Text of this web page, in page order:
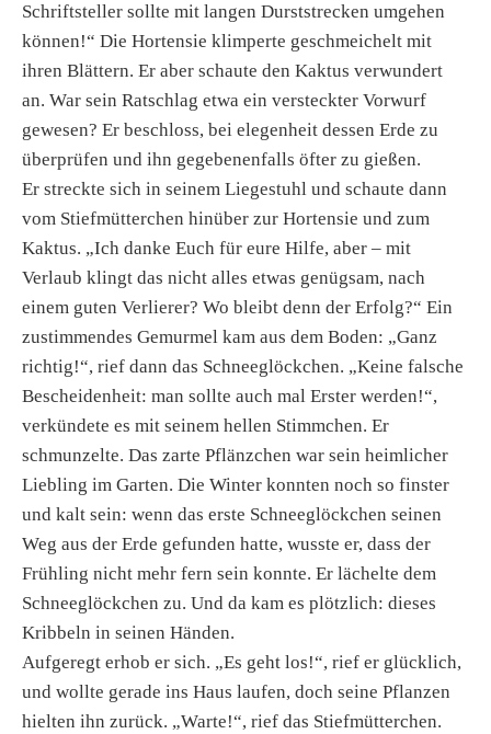
Schriftsteller sollte mit langen Durststrecken umgehen
können!“ Die Hortensie klimperte geschmeichelt mit
ihren Blättern. Er aber schaute den Kaktus verwundert
an. War sein Ratschlag etwa ein versteckter Vorwurf
gewesen? Er beschloss, bei elegenheit dessen Erde zu
überprüfen und ihn gegebenenfalls öfter zu gießen.
Er streckte sich in seinem Liegestuhl und schaute dann
vom Stiefmütterchen hinüber zur Hortensie und zum
Kaktus. „Ich danke Euch für eure Hilfe, aber – mit
Verlaub klingt das nicht alles etwas genügsam, nach
einem guten Verlierer? Wo bleibt denn der Erfolg?“ Ein
zustimmendes Gemurmel kam aus dem Boden: „Ganz
richtig!“, rief dann das Schneeglöckchen. „Keine falsche
Bescheidenheit: man sollte auch mal Erster werden!“,
verkündete es mit seinem hellen Stimmchen. Er
schmunzelte. Das zarte Pflänzchen war sein heimlicher
Liebling im Garten. Die Winter konnten noch so finster
und kalt sein: wenn das erste Schneeglöckchen seinen
Weg aus der Erde gefunden hatte, wusste er, dass der
Frühling nicht mehr fern sein konnte. Er lächelte dem
Schneeglöckchen zu. Und da kam es plötzlich: dieses
Kribbeln in seinen Händen.
Aufgeregt erhob er sich. „Es geht los!“, rief er glücklich,
und wollte gerade ins Haus laufen, doch seine Pflanzen
hielten ihn zurück. „Warte!“, rief das Stiefmütterchen.